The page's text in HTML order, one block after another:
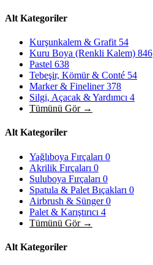
Alt Kategoriler
Kurşunkalem & Grafit 54
Kuru Boya (Renkli Kalem) 846
Pastel 638
Tebeşir, Kömür & Conté 54
Marker & Fineliner378
Silgi, Açacak & Yardımcı 4
Tümünü Gör →
Alt Kategoriler
Yağlıboya Fırçaları 0
Akrilik Fırçaları 0
Suluboya Fırçaları 0
Spatula & Palet Bıçakları 0
Airbrush & Sünger0
Palet & Karıştırıcı 4
Tümünü Gör →
Alt Kategoriler